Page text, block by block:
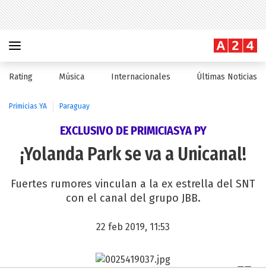
Rating Música Internacionales Últimas Noticias
Primicias YA Paraguay
EXCLUSIVO DE PRIMICIASYA PY
¡Yolanda Park se va a Unicanal!
Fuertes rumores vinculan a la ex estrella del SNT
con el canal del grupo JBB.
22 feb 2019, 11:53